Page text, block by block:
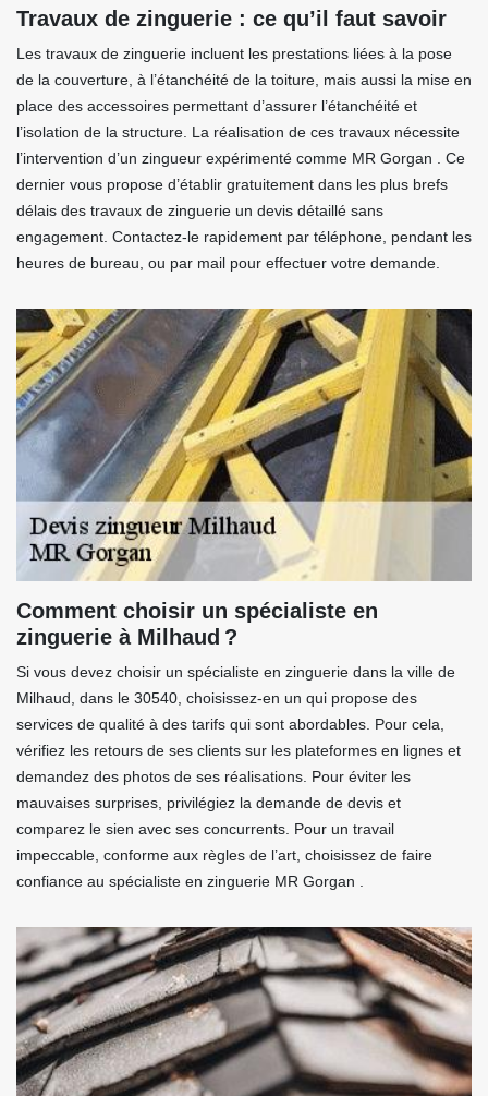
Travaux de zinguerie : ce qu’il faut savoir
Les travaux de zinguerie incluent les prestations liées à la pose
de la couverture, à l’étanchéité de la toiture, mais aussi la mise en
place des accessoires permettant d’assurer l’étanchéité et
l’isolation de la structure. La réalisation de ces travaux nécessite
l’intervention d’un zingueur expérimenté comme MR Gorgan . Ce
dernier vous propose d’établir gratuitement dans les plus brefs
délais des travaux de zinguerie un devis détaillé sans
engagement. Contactez-le rapidement par téléphone, pendant les
heures de bureau, ou par mail pour effectuer votre demande.
Comment choisir un spécialiste en
zinguerie à Milhaud ?
Si vous devez choisir un spécialiste en zinguerie dans la ville de
Milhaud, dans le 30540, choisissez-en un qui propose des
services de qualité à des tarifs qui sont abordables. Pour cela,
vérifiez les retours de ses clients sur les plateformes en lignes et
demandez des photos de ses réalisations. Pour éviter les
mauvaises surprises, privilégiez la demande de devis et
comparez le sien avec ses concurrents. Pour un travail
impeccable, conforme aux règles de l’art, choisissez de faire
confiance au spécialiste en zinguerie MR Gorgan .